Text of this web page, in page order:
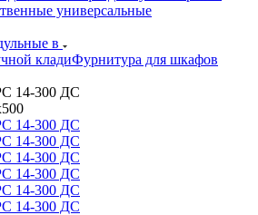
универсальные
в
кладиФурнитура для шкафов
14-300 ДС